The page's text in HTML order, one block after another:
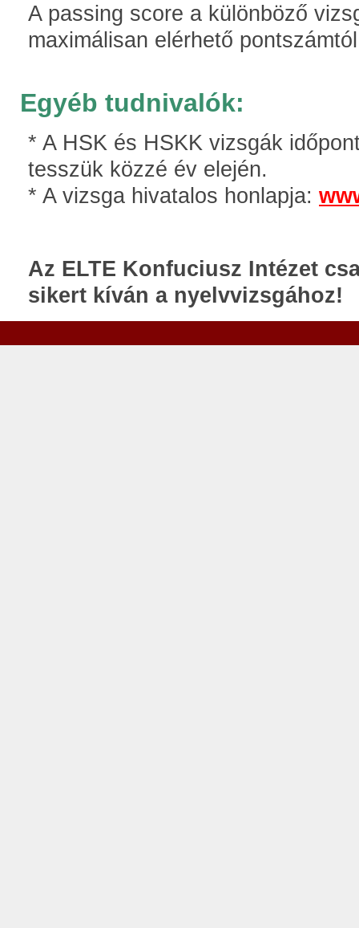
A passing score a különböző
maximálisan elérhető
Egyéb tudnivalók:
* A HSK és HSKK vizsgák
tesszük közzé év elején.
* A vizsga hivatalos honlapja:
Az ELTE Konfuciusz Intézet
sikert kíván a nyelvvizsgához!